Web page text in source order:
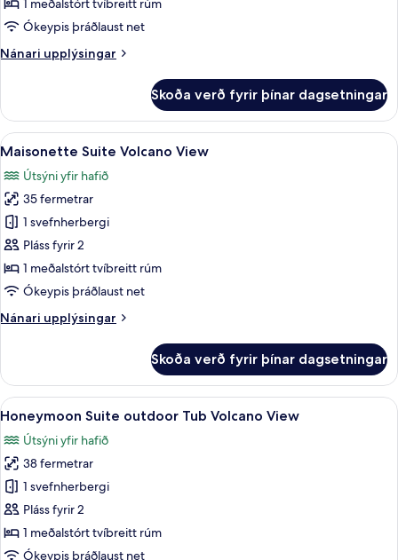
Double
View
Ókeypis þráðlaust net
Nánari upplýsingar
Nánari
Cave
Double
Courtyard
Skoða verð fyrir þínar dagsetningar
Skoða
allar
myndir
fyrir
Maisonette
Suite
Volcano
View
Maisonette Suite Volcano View |
28
Maisonette Suite Volcano View
Útsýni yfir hafið
35 fermetrar
1 svefnherbergi
Pláss fyrir 2
1 meðalstórt tvíbreitt rúm
Ókeypis þráðlaust net
Nánari upplýsingar
Nánari
Suite
Volcano
View
Skoða verð fyrir þínar dagsetningar
Skoða
allar
myndir
fyrir
Honeymoon
Suite
outdoor
Tub
Honeymoon Suite outdoor Tub
8
Honeymoon Suite outdoor Tub Volcano View
Útsýni yfir hafið
38 fermetrar
1 svefnherbergi
Pláss fyrir 2
1 meðalstórt tvíbreitt rúm
Ókeypis þráðlaust net